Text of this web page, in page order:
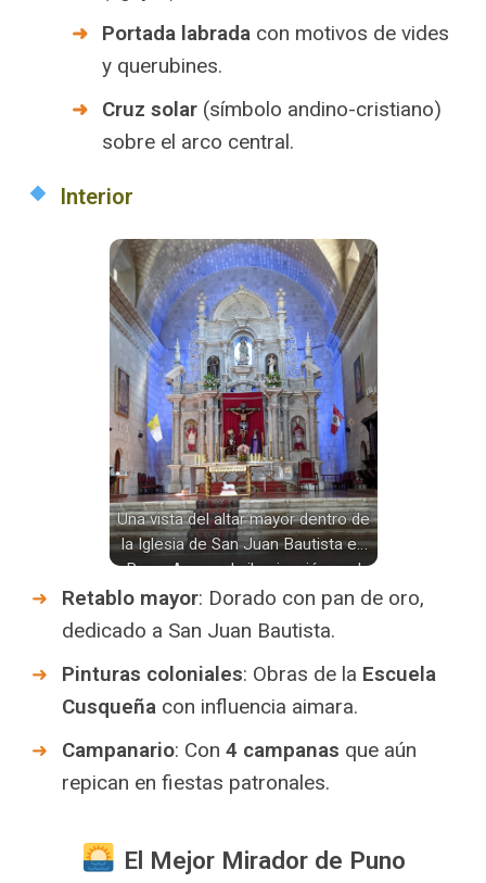
Portada labrada con motivos de vides
y querubines.
Cruz solar (símbolo andino-cristiano)
sobre el arco central.
Interior
Una vista del altar mayor dentro de
la Iglesia de San Juan Bautista en
Puno. Aunque la iluminación azul
crea una atmósfera particular, se
aprecian las imágenes religiosas y
la arquitectura del espacio.
Retablo mayor: Dorado con pan de oro,
dedicado a San Juan Bautista.
Pinturas coloniales: Obras de la Escuela
Cusqueña con influencia aimara.
Campanario: Con 4 campanas que aún
repican en fiestas patronales.
El Mejor Mirador de Puno